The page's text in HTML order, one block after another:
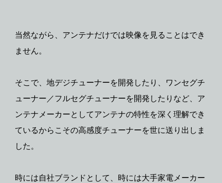
当然ながら、アンテナだけでは映像を見ることはでき
ません。
そこで、地デジチューナーを開発したり、ワンセグチ
ューナー／フルセグチューナーを開発したりなど、ア
ンテナメーカーとしてアンテナの特性を深く理解でき
ているからこその高感度チューナーを世に送り出しま
した。
時には自社ブランドとして、時には大手家電メーカー